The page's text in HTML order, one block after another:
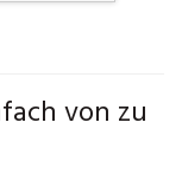
von zu